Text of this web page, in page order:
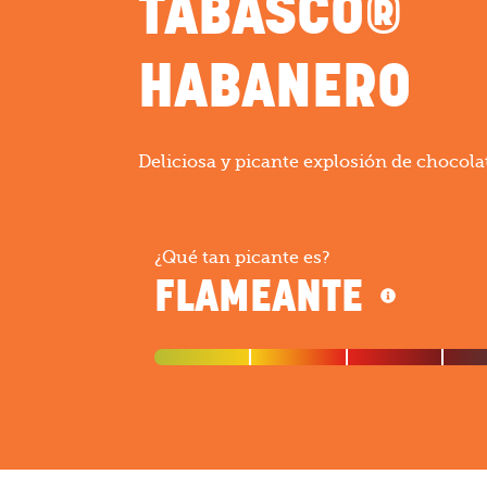
HABANERO
Deliciosa y picante explosión de
¿Qué tan picante es?
FLAMEANTE